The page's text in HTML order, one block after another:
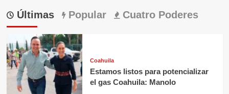
Últimas Popular Cuatro Poderes
Coahuila
Estamos listos para potencializar
el gas Coahuila: Manolo